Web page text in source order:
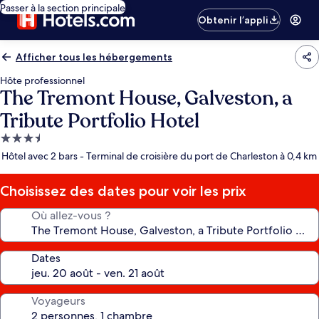
Passer à la section principale
Obtenir l’appli
Afficher tous les hébergements
Hôte professionnel
The Tremont House, Galveston, a
Tribute Portfolio Hotel
Hébergement
3.5 étoiles
Hôtel avec 2 bars - Terminal de croisière du port de Charleston à 0,4 km
Choisissez des dates pour voir les prix
Où allez-vous ?
Dates
Voyageurs